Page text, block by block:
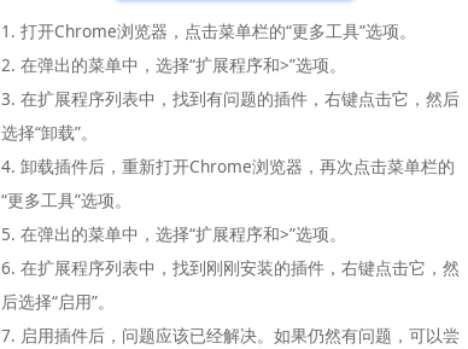
1. 打开Chrome浏览器，点击菜单栏的“更多工具”选项。
2. 在弹出的菜单中，选择“扩展程序和>”选项。
3. 在扩展程序列表中，找到有问题的插件，右键点击它，然后
选择“卸载”。
4. 卸载插件后，重新打开Chrome浏览器，再次点击菜单栏的
“更多工具”选项。
5. 在弹出的菜单中，选择“扩展程序和>”选项。
6. 在扩展程序列表中，找到刚刚安装的插件，右键点击它，然
后选择“启用”。
7. 启用插件后，问题应该已经解决。如果仍然有问题，可以尝